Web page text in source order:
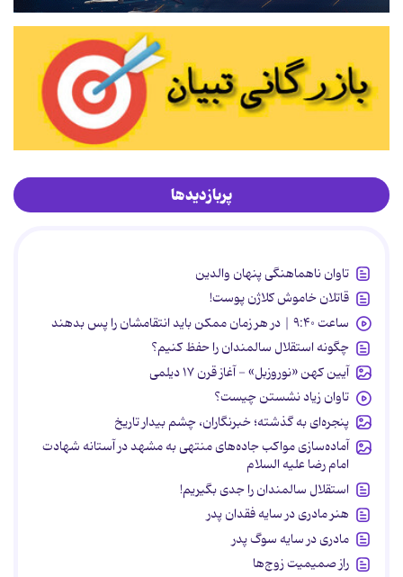
پربازدیدها
تاوان ناهماهنگی پنهان والدین
قاتلان خاموش کلاژن پوست!
ساعت ۹:۴۰ | در هر زمان ممکن باید انتقامشان را پس بدهند
چگونه استقلال سالمندان را حفظ کنیم؟
آیین کهن «نوروزبل» - آغاز قرن ۱۷ دیلمی
تاوان زیاد نشستن چیست؟
پنجره‌ای به گذشته؛ خبرنگاران، چشم بیدار تاریخ
آماده‌سازی مواکب جاده‌های منتهی به مشهد در آستانه شهادت
امام رضا علیه السلام
استقلال سالمندان را جدی بگیریم!
هنر مادری در سایه‌ فقدان پدر
مادری در سایه سوگ پدر
راز صمیمیت زوج‌ها